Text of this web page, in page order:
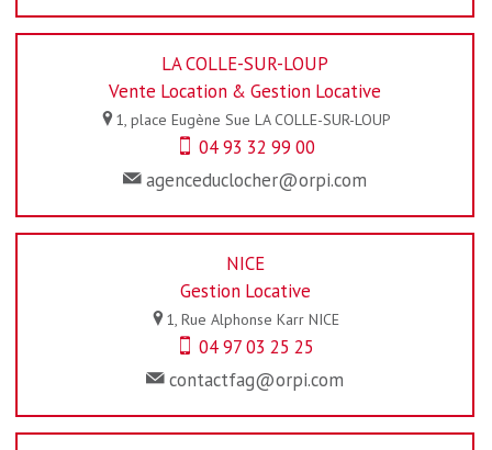
LA COLLE-SUR-LOUP
Vente Location & Gestion Locative
1, place Eugène Sue LA COLLE-SUR-LOUP
04 93 32 99 00
agenceduclocher@orpi.com
NICE
Gestion Locative
1, Rue Alphonse Karr NICE
04 97 03 25 25
contactfag@orpi.com